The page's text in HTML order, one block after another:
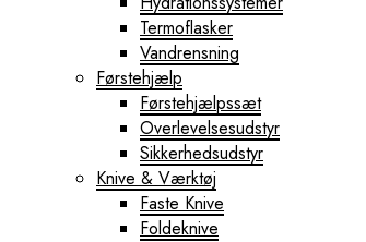
Termoflasker
Vandrensning
Førstehjælp
Førstehjælpssæt
Overlevelsesudstyr
Sikkerhedsudstyr
Knive & Værktøj
Faste Knive
Foldeknive